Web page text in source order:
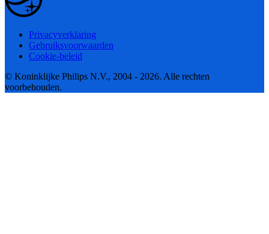
Privacyverklaring
Gebruiksvoorwaarden
Cookie-beleid
© Koninklijke Philips N.V., 2004 - 2026. Alle rechten
voorbehouden.